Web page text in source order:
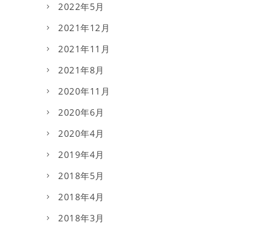
2022年5月
2021年12月
2021年11月
2021年8月
2020年11月
2020年6月
2020年4月
2019年4月
2018年5月
2018年4月
2018年3月